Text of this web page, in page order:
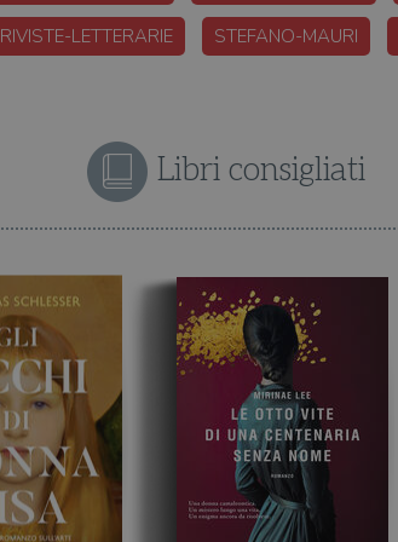
RIVISTE-LETTERARIE STEFANO-MAURI
Libri consigliati